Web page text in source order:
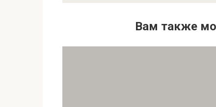
Вам также